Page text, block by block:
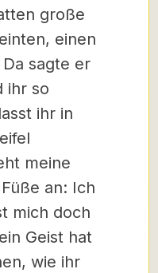
große
einen
Da sagte er
ihr so
ihr in
meine
an: Ich
mich doch
Geist hat
wie ihr